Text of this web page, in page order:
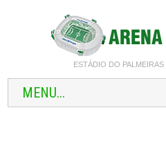
ESTÁDIO DO
MENU...